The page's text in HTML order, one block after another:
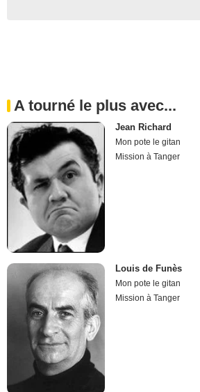
A tourné le plus avec...
Jean Richard
Mon pote le gitan
Mission à Tanger
Louis de Funès
Mon pote le gitan
Mission à Tanger